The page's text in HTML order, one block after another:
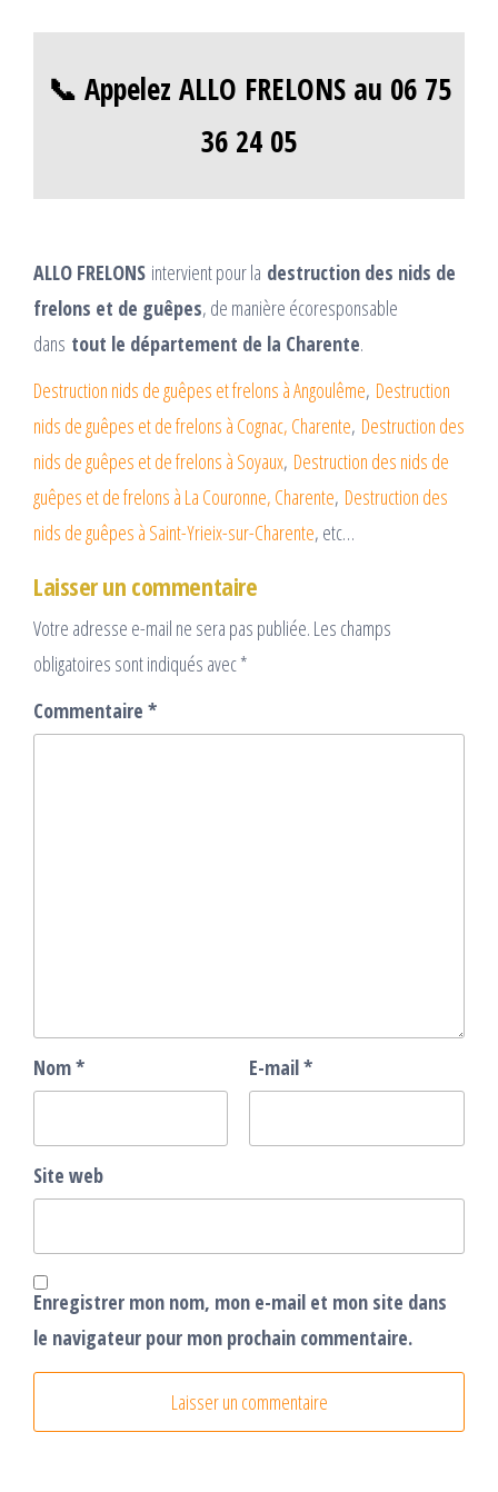
📞 Appelez ALLO FRELONS au 06 75
36 24 05
ALLO FRELONS intervient pour la destruction des nids de
frelons et de guêpes, de manière écoresponsable
dans tout le département de la Charente.
Destruction nids de guêpes et frelons à Angoulême, Destruction
nids de guêpes et de frelons à Cognac, Charente, Destruction des
nids de guêpes et de frelons à Soyaux, Destruction des nids de
guêpes et de frelons à La Couronne, Charente, Destruction des
nids de guêpes à Saint-Yrieix-sur-Charente, etc…
Laisser un commentaire
Votre adresse e-mail ne sera pas publiée. Les champs
obligatoires sont indiqués avec*
Commentaire *
Nom* E-mail*
Site web
Enregistrer mon nom, mon e-mail et mon site dans
le navigateur pour mon prochain commentaire.